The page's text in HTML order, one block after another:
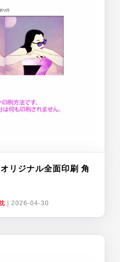
リジナル全面印刷 角
2026-04-30